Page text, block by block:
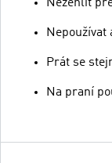
Nežehlit
Nepoužívat
Prát se
Na praní